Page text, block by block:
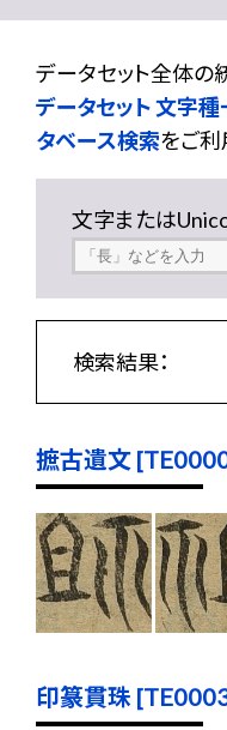
データセット全体の
データセット 文字
タベース検索をご利
文字または
検索結果：
摭古遺文
印篆貫珠